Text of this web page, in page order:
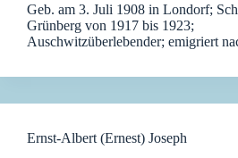
Geb. am 3. Juli 1908 in Londorf;
Grünberg von 1917 bis 1923;
Auschwitzüberlebender; emigriert
Ernst-Albert (Ernest) Joseph